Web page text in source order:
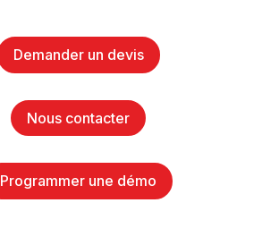
Demander un devis
Nous contacter
Programmer une démo